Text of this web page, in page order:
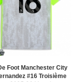
Foot Manchester City
#16 Troisième